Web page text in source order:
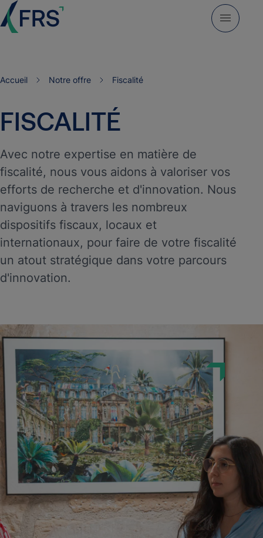
Accueil Notre offre Fiscalité
FISCALITÉ
Avec notre expertise en matière de
fiscalité, nous vous aidons à valoriser vos
efforts de recherche et d'innovation. Nous
naviguons à travers les nombreux
dispositifs fiscaux, locaux et
internationaux, pour faire de votre fiscalité
un atout stratégique dans votre parcours
d'innovation.